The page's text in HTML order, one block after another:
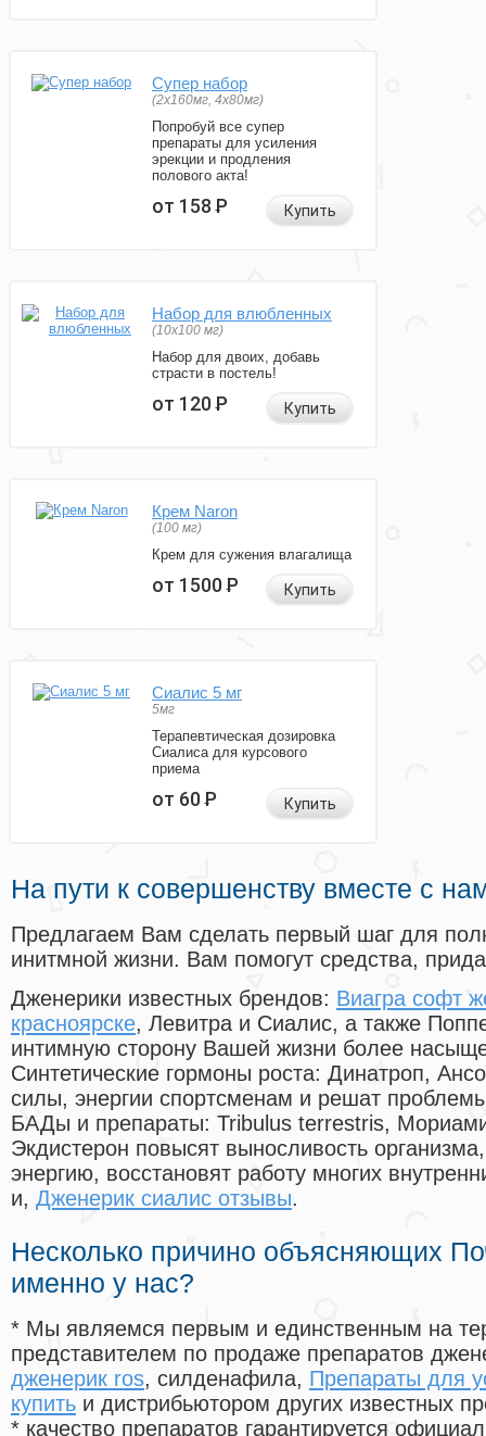
Супер набор
(2х160мг, 4х80мг)
Попробуй все супер
препараты для усиления
эрекции и продления
полового акта!
от 158Р Купить
Набор для влюбленных
(10х100 мг)
Набор для двоих, добавь
страсти в постель!
от 120Р Купить
Крем Naron
(100 мг)
Крем для сужения влагалища
от 1500Р Купить
Сиалис 5 мг
5мг
Терапевтическая дозировка
Сиалиса для курсового
приема
от 60Р Купить
На пути к совершенству вместе с
Предлагаем Вам сделать первый шаг для
инитмной жизни. Вам помогут средства,
Дженерики известных брендов: Виагра софт
красноярске, Левитра и Сиалис, а также
интимную сторону Вашей жизни более
Синтетические гормоны роста: Динатроп,
силы, энергии спортсменам и решат
БАДы и препараты: Tribulus terrestris,
Экдистерон повысят выносливость
энергию, восстановят работу многих
и, Дженерик сиалис отзывы.
Несколько причино объясняющих
именно у нас?
* Мы являемся первым и единственным на
представителем по продаже препаратов
дженерик ros, силденафила, Препараты для
купить и дистрибьютором других известных
* качество препаратов гарантируется